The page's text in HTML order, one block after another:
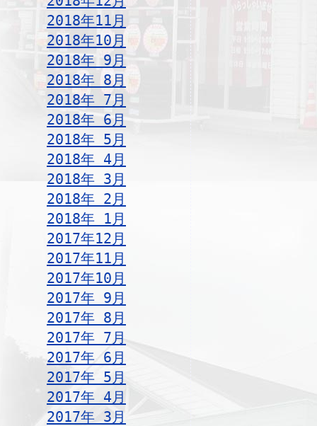
2018年11月
2018年10月
2018年 9月
2018年 8月
2018年 7月
2018年 6月
2018年 5月
2018年 4月
2018年 3月
2018年 2月
2018年 1月
2017年12月
2017年11月
2017年10月
2017年 9月
2017年 8月
2017年 7月
2017年 6月
2017年 5月
2017年 4月
2017年 3月